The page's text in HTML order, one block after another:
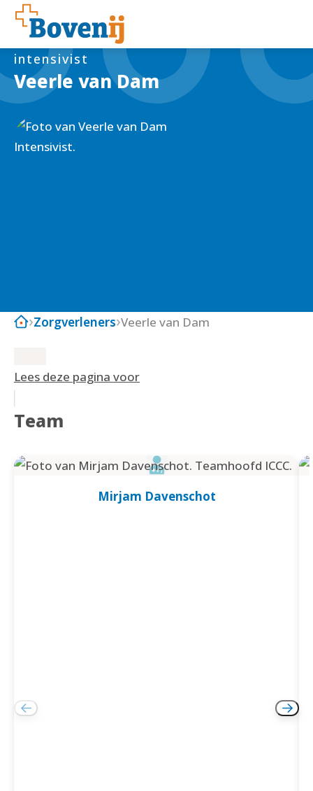
Veerle van Dam
intensivist
Zorgverleners Veerle van Dam
Lees deze pagina voor
Team
Mirjam Davenschot